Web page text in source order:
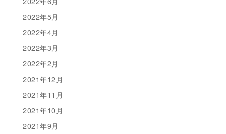
2022年5月
2022年4月
2022年3月
2022年2月
2021年12月
2021年11月
2021年10月
2021年9月